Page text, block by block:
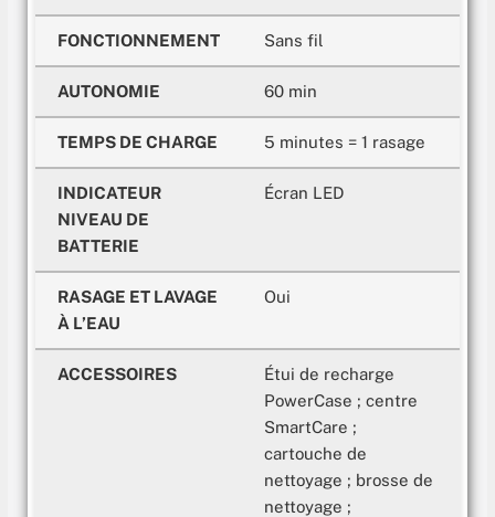
FONCTIONNEMENT Sans fil
AUTONOMIE 60 min
TEMPS DE CHARGE 5 minutes = 1 rasage
INDICATEUR
NIVEAU DE
BATTERIE
Écran LED
RASAGE ET LAVAGE
À L’EAU
Oui
ACCESSOIRES
Étui de recharge
PowerCase ; centre
SmartCare ;
cartouche de
nettoyage ; brosse de
nettoyage ;